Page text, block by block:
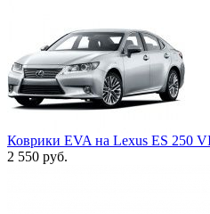
Коврики EVA на Lexus ES 250
2 550 руб.